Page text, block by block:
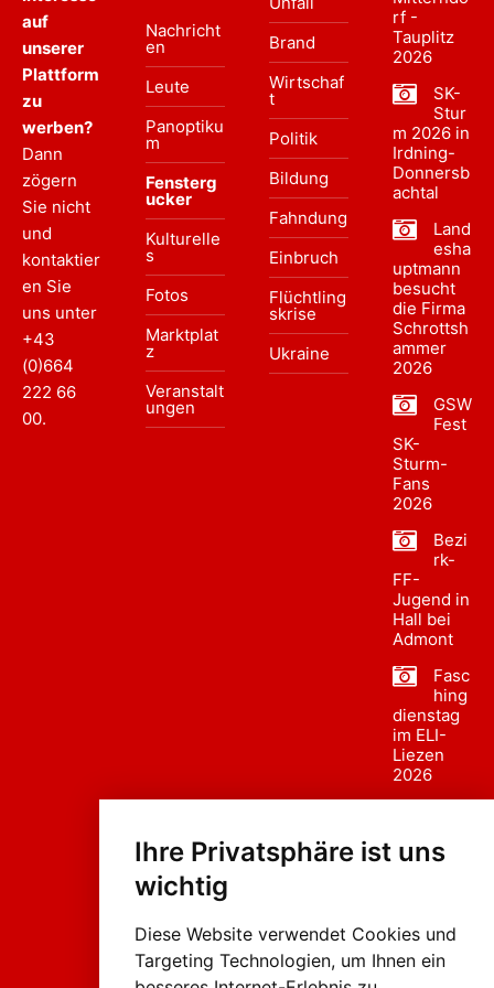
Ihre Privatsphäre ist uns
wichtig
Diese Website verwendet Cookies und
Targeting Technologien, um Ihnen ein
auf
unserer
Plattform
zu
werben?
Dann
zögern
Sie nicht
und
kontaktier
en Sie
uns unter
+43
(0)664
222 66
00.
Nachricht
en
Leute
Panoptiku
m
Fensterg
ucker
Kulturelle
s
Fotos
Marktplat
z
Veranstalt
ungen
Brand
Wirtschaf
t
Politik
Bildung
Fahndung
Einbruch
Flüchtling
skrise
Ukraine
rf -
Tauplitz
2026
SK-
Stur
m 2026 in
Irdning-
Donnersb
achtal
Land
esha
uptmann
besucht
die Firma
Schrottsh
ammer
2026
GSW
Fest
SK-
Sturm-
Fans
2026
Bezi
rk-
FF-
Jugend in
Hall bei
Admont
Fasc
hing
dienstag
im ELI-
Liezen
2026
sumzug
Liezen